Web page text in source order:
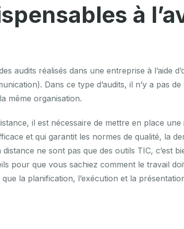
à
audits réalisés dans une entreprise à l’aide
Dans ce type d’audits, il n’y a pas
même organisation.
il est nécessaire de mettre en place
et qui garantit les normes de qualité, la
distance ne sont pas que des outils TIC, c’est
pour que vous sachiez comment le travail
la planification, l’exécution et la